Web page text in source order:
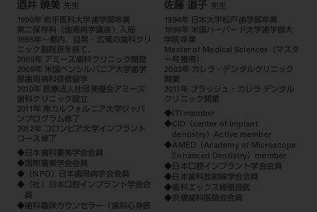
酒井 暁美
先生
1990年 岩手医科大学歯学部卒業
第二保存科（歯周病学講座）入局
1995年～都内、目黒・広尾の歯科クリ
ニック副院長を経て、
2005年 アミーズ歯科クリニック開設
2009年 米国ペンシルバニア大学歯学
部歯周病科研修留学
2010年 医療法人社団美優会アミーズ
歯科クリニック設立
2011年 南カルフォルニア大学ジャパ
ンプログラム修了
2012年 コロンビア大学インプラント
コース修了
◆日本歯科審美学会会員
◆国際審美学会会員
◆（NPO）日本歯周病学会会員
◆（社）日本口腔インプラント学会会
員
◆歯科臨床カウンセラー（歯科心身医
佐藤 道子 先生
1994年 日本大学松戸歯学部卒業
1998年 米国ハーバード大学歯学部大
学院卒業
Master of Medical Sciences（マスタ
ー号獲得）
2003年 カレラ・デンタルクリニック
開業
2011年 ブラッシュ・カレラ デンタル
クリニック開業
◆ITI member
◆CID（center of implant
dentistry）Active member
◆AMED（Academy of Microscope
Enhanced Dentistry）member
◆日本口腔インプラント学会会員
◆日本歯科放射線学会会員
◆歯科エックス線優良医
◆京橋歯科医師会会員